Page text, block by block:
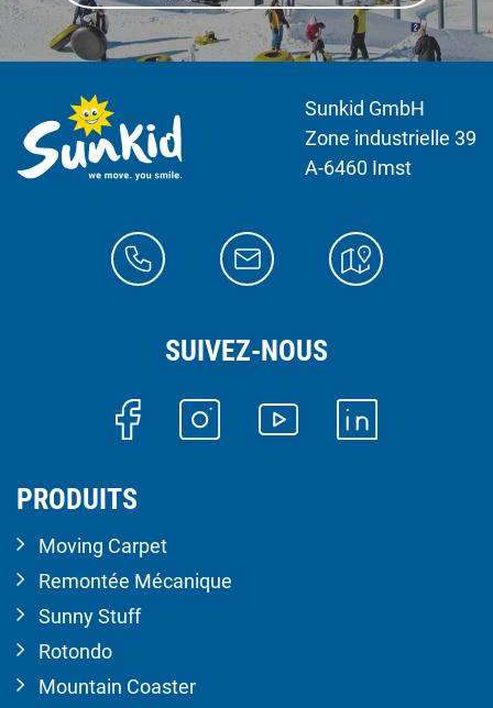
Sunkid GmbH
Zone industrielle 39
A-6460 Imst
SUIVEZ-NOUS
PRODUITS
Moving Carpet
Remontée Mécanique
Sunny Stuff
Rotondo
Mountain Coaster